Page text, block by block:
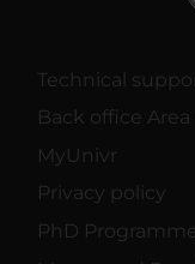
Technical
Back office
MyUnivr
Privacy policy
PhD